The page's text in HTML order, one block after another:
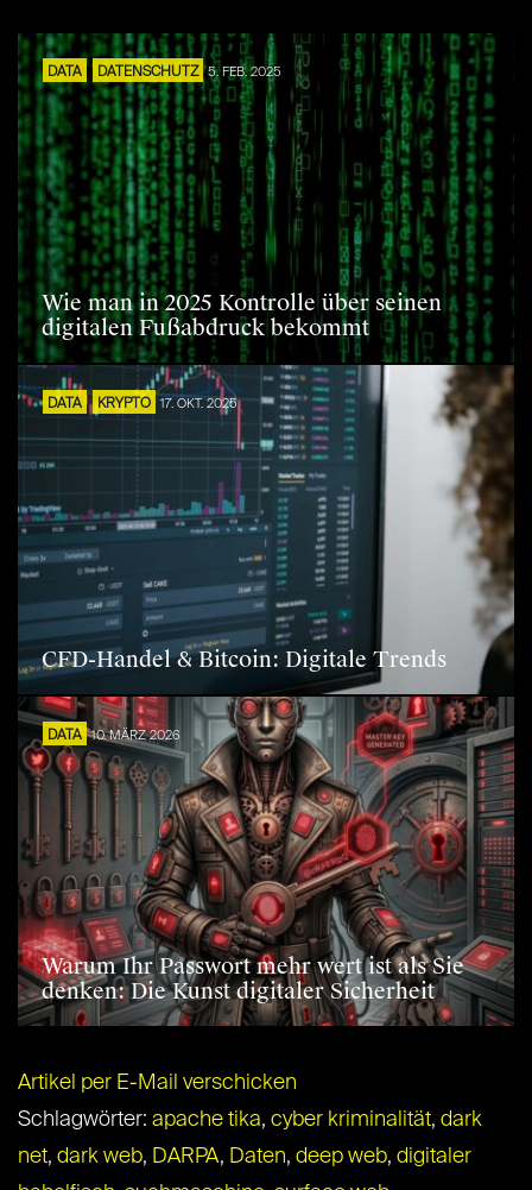
DATA DATENSCHUTZ 5. FEB. 2025
Wie man in 2025 Kontrolle über seinen
digitalen Fußabdruck bekommt
DATA KRYPTO 17. OKT. 2025
CFD-Handel & Bitcoin: Digitale Trends
DATA 10. MÄRZ 2026
Warum Ihr Passwort mehr wert ist als Sie
denken: Die Kunst digitaler Sicherheit
Artikel per E-Mail verschicken
Schlagwörter: apache tika, cyber kriminalität, dark
net, dark web, DARPA, Daten, deep web, digitaler